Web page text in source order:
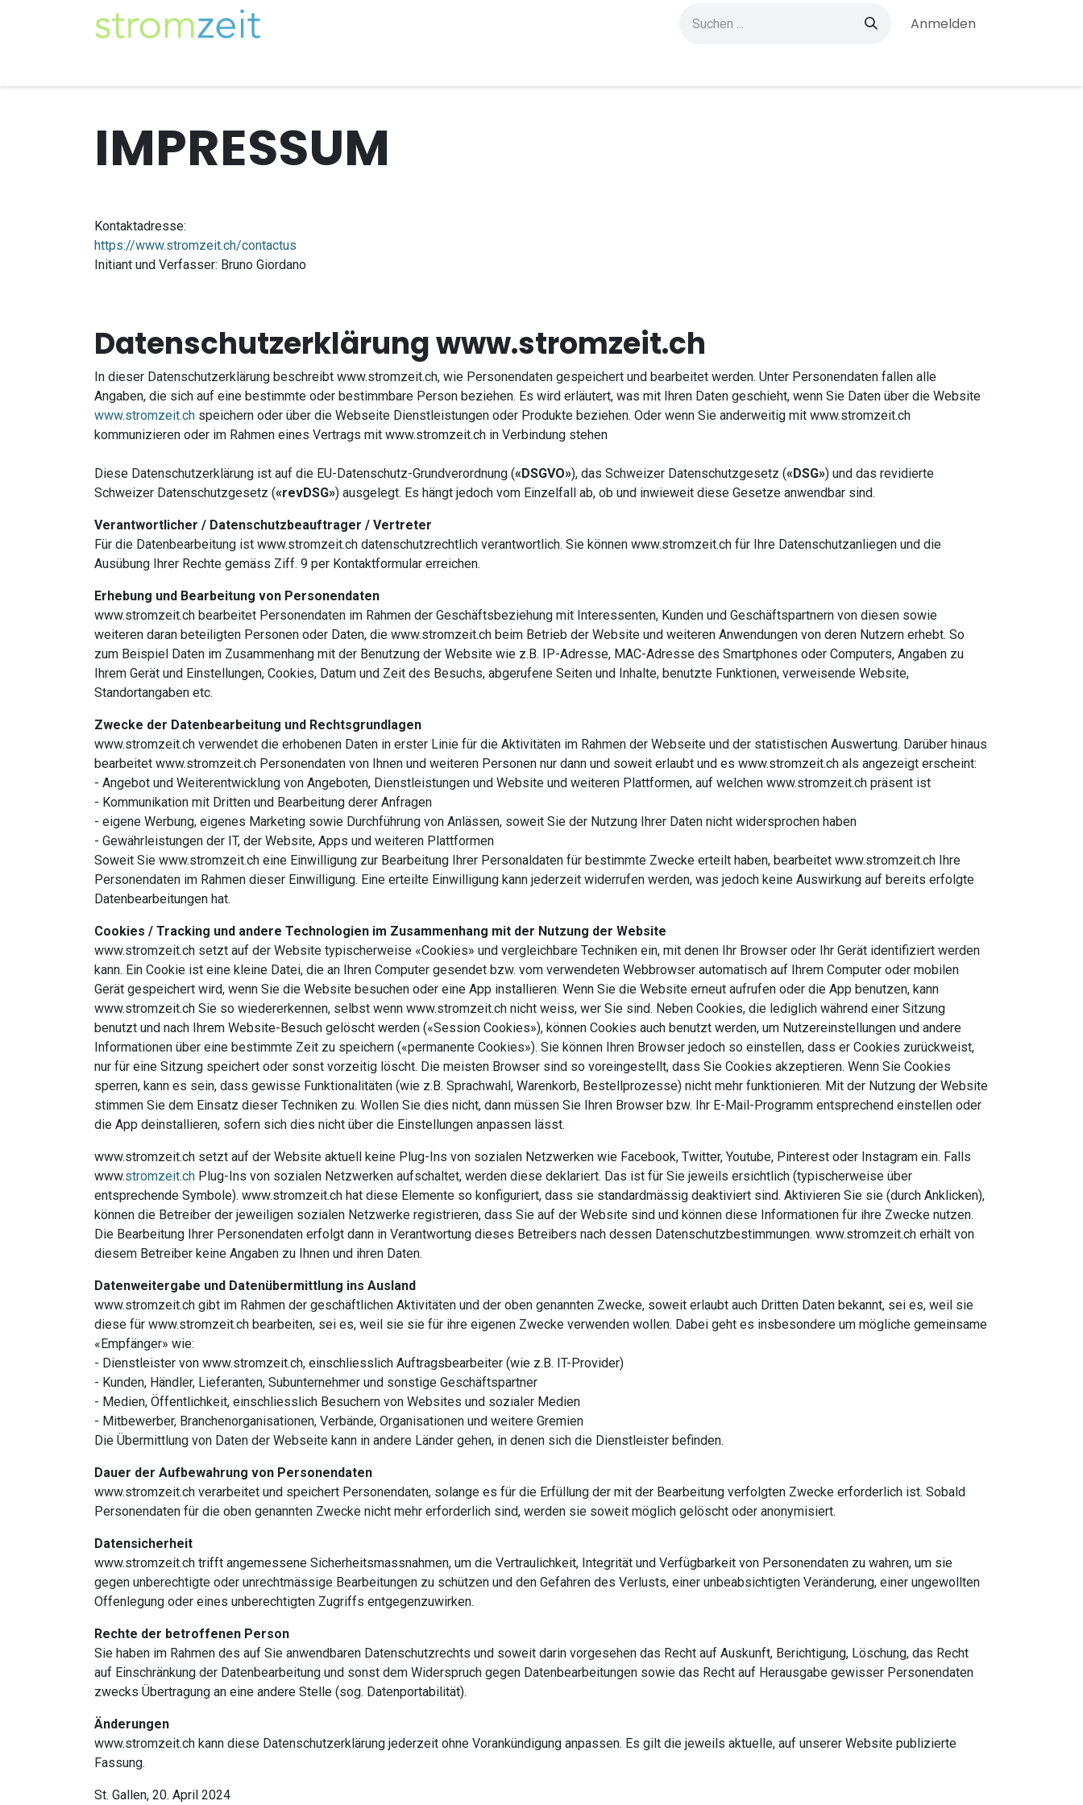
Zum Inhalt springen
Anmelden
IMPRESSUM
Kontaktadresse:
https://www.stromzeit.ch/contactus
Initiant und Verfasser: Bruno Giordano
Datenschutzerklärung www.stromzeit.ch
In dieser Datenschutzerklärung beschreibt www.stromzeit.ch, wie Personendaten gespeichert und bearbeitet werden. Unter Personendaten fallen alle
Angaben, die sich auf eine bestimmte oder bestimmbare Person beziehen. Es wird erläutert, was mit Ihren Daten geschieht, wenn Sie Daten über die Website
www.stromzeit.ch speichern oder über die Webseite Dienstleistungen oder Produkte beziehen. Oder wenn Sie anderweitig mit www.stromzeit.ch
kommunizieren oder im Rahmen eines Vertrags mit www.stromzeit.ch in Verbindung stehen
Diese Datenschutzerklärung ist auf die EU-Datenschutz-Grundverordnung («DSGVO»), das Schweizer Datenschutzgesetz («DSG») und das revidierte
Schweizer Datenschutzgesetz («revDSG») ausgelegt. Es hängt jedoch vom Einzelfall ab, ob und inwieweit diese Gesetze anwendbar sind.
Verantwortlicher / Datenschutzbeauftrager / Vertreter
Für die Datenbearbeitung ist www.stromzeit.ch datenschutzrechtlich verantwortlich. Sie können www.stromzeit.ch für Ihre Datenschutzanliegen und die
Ausübung Ihrer Rechte gemäss Ziff. 9 per Kontaktformular erreichen.
Erhebung und Bearbeitung von Personendaten
www.stromzeit.ch bearbeitet Personendaten im Rahmen der Geschäftsbeziehung mit Interessenten, Kunden und Geschäftspartnern von diesen sowie
weiteren daran beteiligten Personen oder Daten, die www.stromzeit.ch beim Betrieb der Website und weiteren Anwendungen von deren Nutzern erhebt. So
zum Beispiel Daten im Zusammenhang mit der Benutzung der Website wie z.B. IP-Adresse, MAC-Adresse des Smartphones oder Computers, Angaben zu
Ihrem Gerät und Einstellungen, Cookies, Datum und Zeit des Besuchs, abgerufene Seiten und Inhalte, benutzte Funktionen, verweisende Website,
Standortangaben etc.
Zwecke der Datenbearbeitung und Rechtsgrundlagen
www.stromzeit.ch verwendet die erhobenen Daten in erster Linie für die Aktivitäten im Rahmen der Webseite und der statistischen Auswertung. Darüber hinaus
bearbeitet www.stromzeit.ch Personendaten von Ihnen und weiteren Personen nur dann und soweit erlaubt und es www.stromzeit.ch als angezeigt erscheint:
- Angebot und Weiterentwicklung von Angeboten, Dienstleistungen und Website und weiteren Plattformen, auf welchen www.stromzeit.ch präsent ist
- Kommunikation mit Dritten und Bearbeitung derer Anfragen
- eigene Werbung, eigenes Marketing sowie Durchführung von Anlässen, soweit Sie der Nutzung Ihrer Daten nicht widersprochen haben
- Gewährleistungen der IT, der Website, Apps und weiteren Plattformen
Soweit Sie www.stromzeit.ch eine Einwilligung zur Bearbeitung Ihrer Personaldaten für bestimmte Zwecke erteilt haben, bearbeitet www.stromzeit.ch Ihre
Personendaten im Rahmen dieser Einwilligung. Eine erteilte Einwilligung kann jederzeit widerrufen werden, was jedoch keine Auswirkung auf bereits erfolgte
Datenbearbeitungen hat.
Cookies / Tracking und andere Technologien im Zusammenhang mit der Nutzung der Website
www.stromzeit.ch setzt auf der Website typischerweise «Cookies» und vergleichbare Techniken ein, mit denen Ihr Browser oder Ihr Gerät identifiziert werden
kann. Ein Cookie ist eine kleine Datei, die an Ihren Computer gesendet bzw. vom verwendeten Webbrowser automatisch auf Ihrem Computer oder mobilen
Gerät gespeichert wird, wenn Sie die Website besuchen oder eine App installieren. Wenn Sie die Website erneut aufrufen oder die App benutzen, kann
www.stromzeit.ch Sie so wiedererkennen, selbst wenn www.stromzeit.ch nicht weiss, wer Sie sind. Neben Cookies, die lediglich während einer Sitzung
benutzt und nach Ihrem Website-Besuch gelöscht werden («Session Cookies»), können Cookies auch benutzt werden, um Nutzereinstellungen und andere
Informationen über eine bestimmte Zeit zu speichern («permanente Cookies»). Sie können Ihren Browser jedoch so einstellen, dass er Cookies zurückweist,
nur für eine Sitzung speichert oder sonst vorzeitig löscht. Die meisten Browser sind so voreingestellt, dass Sie Cookies akzeptieren. Wenn Sie Cookies
sperren, kann es sein, dass gewisse Funktionalitäten (wie z.B. Sprachwahl, Warenkorb, Bestellprozesse) nicht mehr funktionieren. Mit der Nutzung der Website
stimmen Sie dem Einsatz dieser Techniken zu. Wollen Sie dies nicht, dann müssen Sie Ihren Browser bzw. Ihr E-Mail-Programm entsprechend einstellen oder
die App deinstallieren, sofern sich dies nicht über die Einstellungen anpassen lässt.
www.stromzeit.ch setzt auf der Website aktuell keine Plug-Ins von sozialen Netzwerken wie Facebook, Twitter, Youtube, Pinterest oder Instagram ein. Falls
www.stromzeit.ch Plug-Ins von sozialen Netzwerken aufschaltet, werden diese deklariert. Das ist für Sie jeweils ersichtlich (typischerweise über
entsprechende Symbole). www.stromzeit.ch hat diese Elemente so konfiguriert, dass sie standardmässig deaktiviert sind. Aktivieren Sie sie (durch Anklicken),
können die Betreiber der jeweiligen sozialen Netzwerke registrieren, dass Sie auf der Website sind und können diese Informationen für ihre Zwecke nutzen.
Die Bearbeitung Ihrer Personendaten erfolgt dann in Verantwortung dieses Betreibers nach dessen Datenschutzbestimmungen. www.stromzeit.ch erhält von
diesem Betreiber keine Angaben zu Ihnen und ihren Daten.
Datenweitergabe und Datenübermittlung ins Ausland
www.stromzeit.ch gibt im Rahmen der geschäftlichen Aktivitäten und der oben genannten Zwecke, soweit erlaubt auch Dritten Daten bekannt, sei es, weil sie
diese für www.stromzeit.ch bearbeiten, sei es, weil sie sie für ihre eigenen Zwecke verwenden wollen. Dabei geht es insbesondere um mögliche gemeinsame
«Empfänger» wie:
- Dienstleister von www.stromzeit.ch, einschliesslich Auftragsbearbeiter (wie z.B. IT-Provider)
- Kunden, Händler, Lieferanten, Subunternehmer und sonstige Geschäftspartner
- Medien, Öffentlichkeit, einschliesslich Besuchern von Websites und sozialer Medien
- Mitbewerber, Branchenorganisationen, Verbände, Organisationen und weitere Gremien
Die Übermittlung von Daten der Webseite kann in andere Länder gehen, in denen sich die Dienstleister befinden.
Dauer der Aufbewahrung von Personendaten
www.stromzeit.ch verarbeitet und speichert Personendaten, solange es für die Erfüllung der mit der Bearbeitung verfolgten Zwecke erforderlich ist. Sobald
Personendaten für die oben genannten Zwecke nicht mehr erforderlich sind, werden sie soweit möglich gelöscht oder anonymisiert.
Datensicherheit
www.stromzeit.ch trifft angemessene Sicherheitsmassnahmen, um die Vertraulichkeit, Integrität und Verfügbarkeit von Personendaten zu wahren, um sie
gegen unberechtigte oder unrechtmässige Bearbeitungen zu schützen und den Gefahren des Verlusts, einer unbeabsichtigten Veränderung, einer ungewollten
Offenlegung oder eines unberechtigten Zugriffs entgegenzuwirken.
Rechte der betroffenen Person
Sie haben im Rahmen des auf Sie anwendbaren Datenschutzrechts und soweit darin vorgesehen das Recht auf Auskunft, Berichtigung, Löschung, das Recht
auf Einschränkung der Datenbearbeitung und sonst dem Widerspruch gegen Datenbearbeitungen sowie das Recht auf Herausgabe gewisser Personendaten
zwecks Übertragung an eine andere Stelle (sog. Datenportabilität).
Änderungen
www.stromzeit.ch kann diese Datenschutzerklärung jederzeit ohne Vorankündigung anpassen. Es gilt die jeweils aktuelle, auf unserer Website publizierte
Fassung.
St. Gallen, 20. April 2024